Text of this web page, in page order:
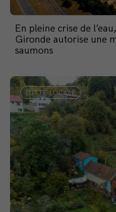
En pleine crise de
Gironde autorise une
saumons
LUTTE LOCALE